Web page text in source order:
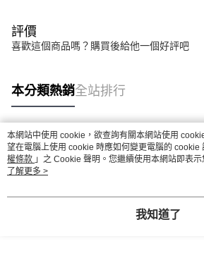
評價
喜歡這個商品嗎？購買後給他一個好評吧
本分類熱銷全站排行
熱門標籤
本網站中使用 cookie，欲查詢有關本網站使用
望在電腦上使用 cookie 時應如何變更電腦的 cookie
權條款 」之 Cookie 聲明。您繼續使用本網站即表
用條款之 Cookie 聲明使用 cookie。
了解更多 >
我知道了